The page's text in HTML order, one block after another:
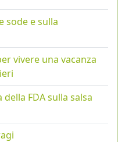
sode e sulla
vivere una vacanza
FDA sulla salsa